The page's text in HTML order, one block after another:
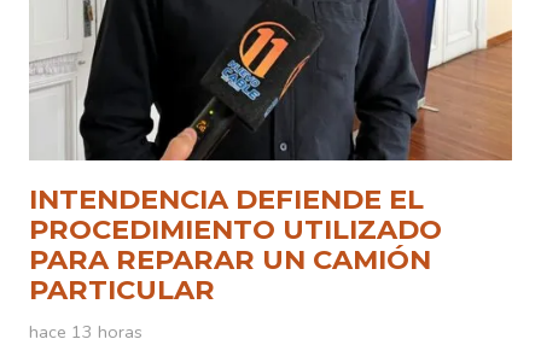
INTENDENCIA DEFIENDE EL
PROCEDIMIENTO UTILIZADO
PARA REPARAR UN CAMIÓN
PARTICULAR
hace 13 horas